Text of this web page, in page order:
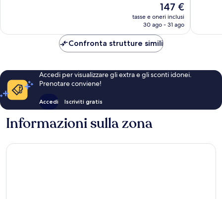
Il
prezzo
attuale
147 €
147 €
tasse e oneri inclusi
30 ago - 31 ago
Confronta strutture simili
Accedi per visualizzare gli extra e gli sconti idonei.
Prenotare conviene!
Accedi Iscriviti gratis
Informazioni sulla zona